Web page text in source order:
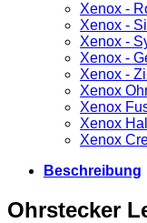
Xenox -
Xenox -
Xenox -
Xenox -
Xenox -
Xenox
Xenox
Xenox
Xenox
Beschreibung
Ohrstecker